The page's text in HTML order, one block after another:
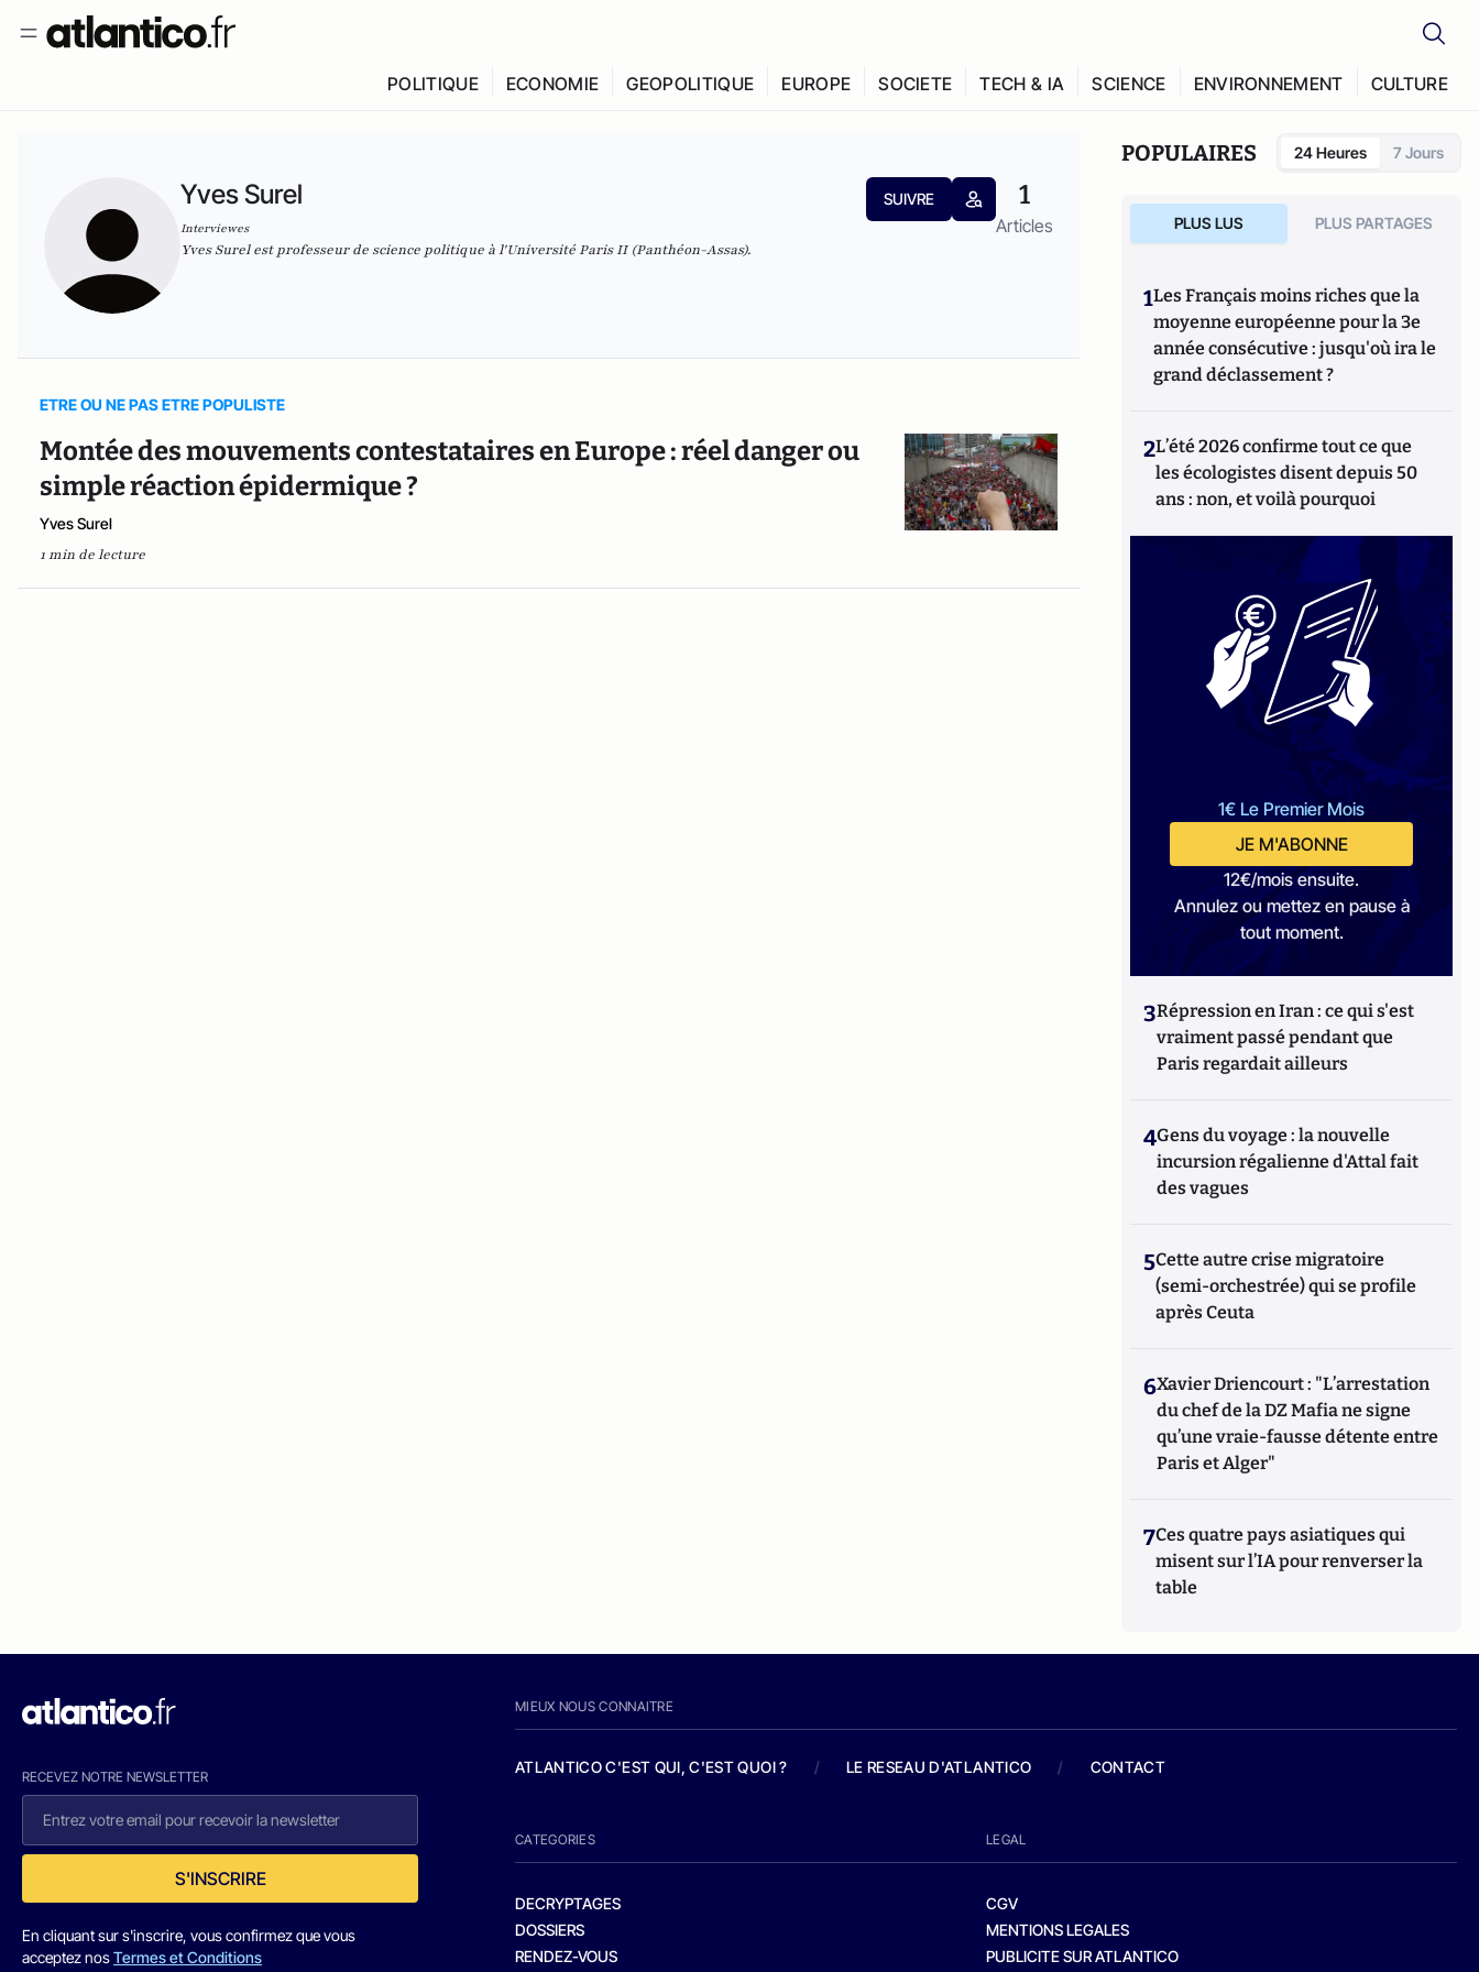
POLITIQUE ECONOMIE GEOPOLITIQUE EUROPE SOCIETE TECH & IA SCIENCE ENVIRONNEMENT CULTURE
Yves Surel
Interviewes
SUIVRE 1
Articles
Yves Surel est professeur de science politique à l'Université Paris II (Panthéon-Assas).
ETRE OU NE PAS ETRE POPULISTE
Montée des mouvements contestataires en Europe : réel danger ou
simple réaction épidermique ?
Yves Surel
1 min de lecture
POPULAIRES 24 Heures 7 Jours
PLUS LUS PLUS PARTAGES
1Les Français moins riches que la
moyenne européenne pour la 3e
année consécutive : jusqu'où ira le
grand déclassement ?
2L’été 2026 confirme tout ce que
les écologistes disent depuis 50
ans : non, et voilà pourquoi
1€ Le Premier Mois
JE M'ABONNE
12€/mois ensuite.
Annulez ou mettez en pause à
tout moment.
3Répression en Iran : ce qui s'est
vraiment passé pendant que
Paris regardait ailleurs
4Gens du voyage : la nouvelle
incursion régalienne d'Attal fait
des vagues
5Cette autre crise migratoire
(semi-orchestrée) qui se profile
après Ceuta
6Xavier Driencourt : "L’arrestation
du chef de la DZ Mafia ne signe
qu’une vraie-fausse détente entre
Paris et Alger"
7Ces quatre pays asiatiques qui
misent sur l’IA pour renverser la
table
RECEVEZ NOTRE NEWSLETTER
S'INSCRIRE
En cliquant sur s'inscrire, vous confirmez que vous
acceptez nosTermes et Conditions
MIEUX NOUS CONNAITRE
ATLANTICO C'EST QUI, C'EST QUOI ? / LE RESEAU D'ATLANTICO / CONTACT
CATEGORIES
DECRYPTAGES
DOSSIERS
RENDEZ-VOUS
LEGAL
CGV
MENTIONS LEGALES
PUBLICITE SUR ATLANTICO